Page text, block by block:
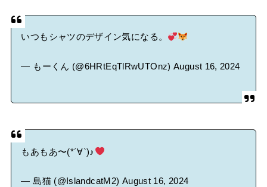
いつもシャツのデザイン気になる。
— もーくん (@6HRtEqTlRwUTOnz)August 16, 2024
もあもあ〜(*´∀`)♪
— 島猫 (@IslandcatM2) August 16, 2024